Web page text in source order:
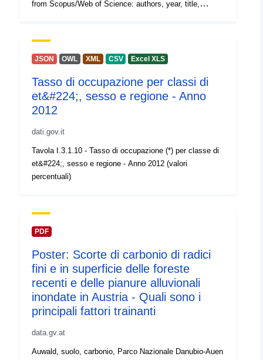
from Scopus/Web of Science: authors, year, title,
included, duplicate, out of scope, non-english
justification: reasons for decision on inclusion_status
Study details and design, Types of data sources, Study
aims, Relevance to which aspect of impact, Key
findings, Coverage/Context, Confidence assessment A
instructions for coders for extracting data from reports is
contained in section 2 of the deliverable report which is
available at https://doi.org/10.5281/zenodo.7883699.
JSON OWL XML CSV Excel XLS
Tasso di occupazione per classi di
et&#224;, sesso e regione - Anno
2012
dati.gov.it
Tavola I.3.1.10 - Tasso di occupazione (*) per classe di
et&#224;, sesso e regione - Anno 2012 (valori
percentuali)
PDF
Poster: Scorte di carbonio di radici
fini e in superficie delle foreste
recenti e delle pianure alluvionali
inondate in Austria - Quali sono i
principali fattori trainanti
data.gv.at
Auwald, suolo, carbonio, Parco Nazionale Danubio-Auen